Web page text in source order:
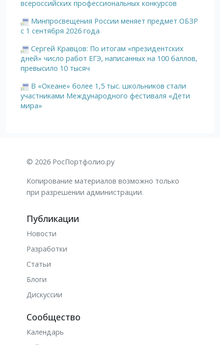
всероссийских профессиональных конкурсов
Минпросвещения России меняет предмет ОБЗР
с 1 сентября 2026 года
Сергей Кравцов: По итогам «президентских
дней» число работ ЕГЭ, написанных на 100 баллов,
превысило 10 тысяч
В «Океане» более 1,5 тыс. школьников стали
участниками Международного фестиваля «Дети
мира»
© 2026 РосПортфолио.ру
Копирование материалов возможно только
при разрешении администрации.
Публикации
Новости
Разработки
Статьи
Блоги
Дискуссии
Сообщество
Календарь